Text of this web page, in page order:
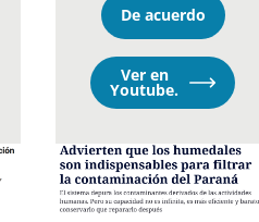
De acuerdo
Ver en
Youtube. Opens
window